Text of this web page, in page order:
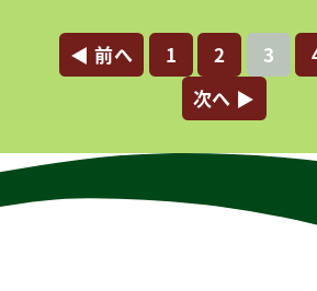
◀︎ 前へ 1 2 3
次へ ▶︎